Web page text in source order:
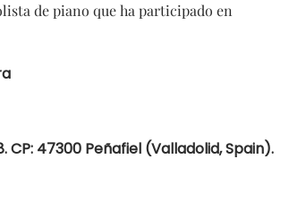
de piano que ha participado en
47300 Peñafiel (Valladolid, Spain).